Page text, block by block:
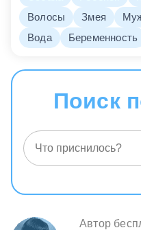
Волосы
Змея
Вода
Беременность
Поиск
Автор